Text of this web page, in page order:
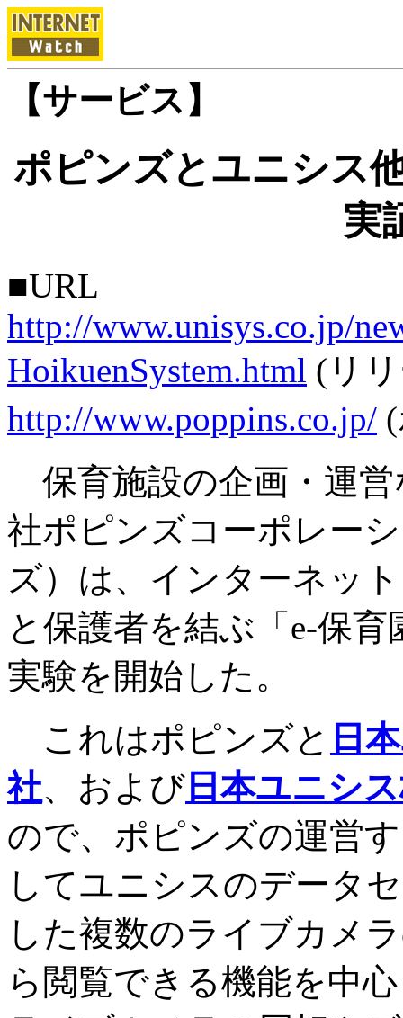
【サービス】
ポピンズとユニシス
実
■URL
http://www.unisys.co.jp/
HoikuenSystem.html (リ
http://www.poppins.co.jp/
保育施設の企画・運
社ポピンズコーポレー
ズ）は、インターネッ
と保護者を結ぶ「e-保
実験を開始した。
これはポピンズと 日
社、および 日本ユニシ
ので、ポピンズの運営
してユニシスのデータ
した複数のライブカメ
ら閲覧できる機能を中